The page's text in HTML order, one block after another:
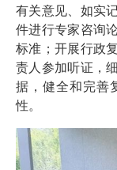
有关意见、如实
件进行专家咨询
标准；开展行政
责人参加听证，
据，健全和完善
性。